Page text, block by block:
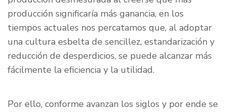
producción significaría más ganancia, en los
tiempos actuales nos percatamos que, al adoptar
una cultura esbelta de sencillez, estandarización y
reducción de desperdicios, se puede alcanzar más
fácilmente la eficiencia y la utilidad.
Por ello, conforme avanzan los siglos y por ende se